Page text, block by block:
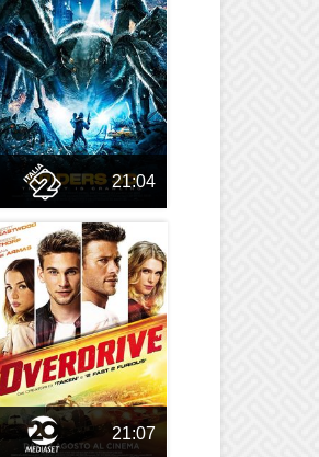
21:04
21:07